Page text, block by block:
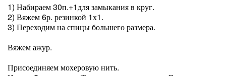
1) Набираем 30п.+1для замыкания в круг.
2) Вяжем 6р. резинкой 1х1.
3) Переходим на спицы большего размера.
Вяжем ажур.
Присоединяем мохеровую нить.